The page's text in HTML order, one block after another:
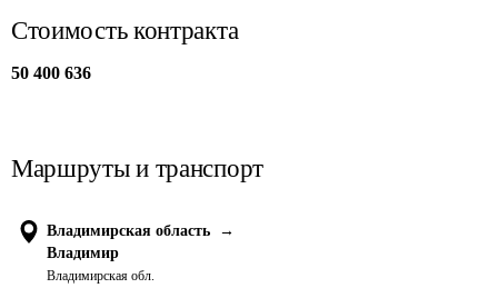
Стоимость контракта
50 400 636
Маршруты и транспорт
Владимирская область
→
Владимир
Владимирская обл.